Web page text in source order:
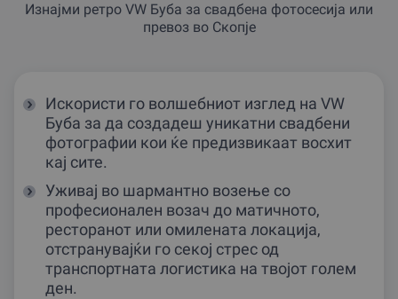
Изнајми ретро VW Буба за свадбена фотосесија или
превоз во Скопје
Искористи го волшебниот изглед на VW
Буба за да создадеш уникатни свадбени
фотографии кои ќе предизвикаат восхит
кај сите.
Уживај во шармантно возење со
професионален возач до матичното,
ресторанот или омилената локација,
отстранувајќи го секој стрес од
транспортната логистика на твојот голем
ден.